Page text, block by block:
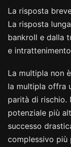
La risposta
La risposta
bankroll e dalla
e
La multipla non
la multipla offra
parità di
potenziale più
successo
complessivo più